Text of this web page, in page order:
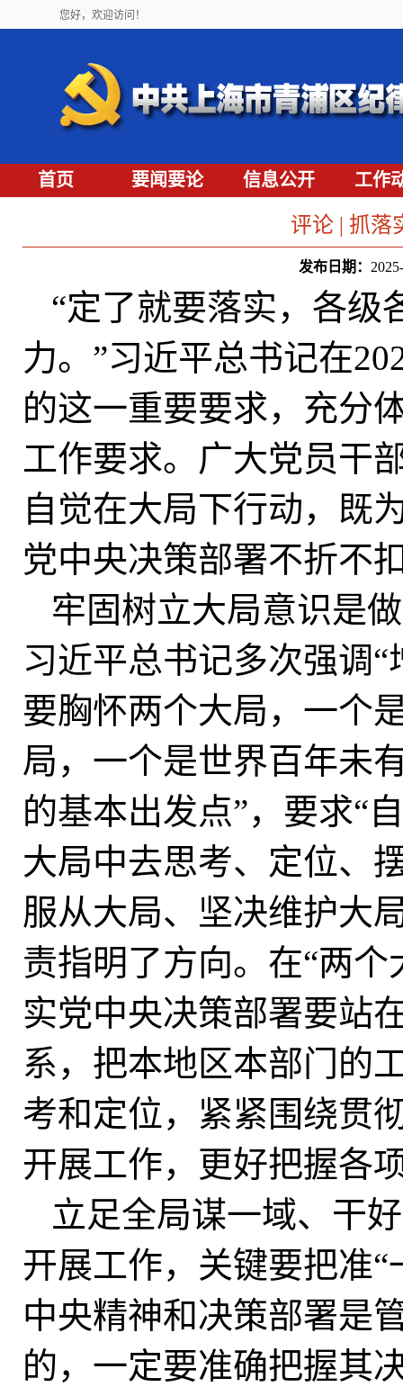
您好，欢迎访问！
首页 要闻要论 信息公开 工作
评论 | 抓落
发布日期：
“定了就要落实，各级
力。”习近平总书记在
的这一重要要求，充分
工作要求。广大党员干
自觉在大局下行动，既
党中央决策部署不折不
牢固树立大局意识是
习近平总书记多次强调
要胸怀两个大局，一个
局，一个是世界百年未
的基本出发点”，要求“
大局中去思考、定位、
服从大局、坚决维护大
责指明了方向。在“两
实党中央决策部署要站
系，把本地区本部门的
考和定位，紧紧围绕贯
开展工作，更好把握各
立足全局谋一域、干
开展工作，关键要把准“
中央精神和决策部署是
的，一定要准确把握其